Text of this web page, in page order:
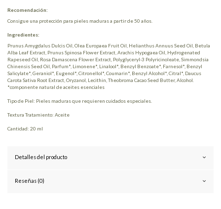
Recomendación:
Consigue una protección para pieles maduras a partir de 50 años.
Ingredientes:
Prunus Amygdalus Dulcis Oil, Olea Europaea Fruit Oil, Helianthus Annuus Seed Oil, Betula
Alba Leaf Extract, Prunus Spinosa Flower Extract, Arachis Hypogaea Oil, Hydrogenated
Rapeseed Oil, Rosa Damascena Flower Extract, Polyglyceryl-3 Polyricinoleate, Simmondsia
Chinensis Seed Oil, Parfum*, Limonene*, Linalool*, Benzyl Benzoate*, Farnesol*, Benzyl
Salicylate*, Geraniol*, Eugenol*, Citronellol*, Coumarin*, Benzyl Alcohol*, Citral*, Daucus
Carota Sativa Root Extract, Oryzanol, Lecithin, Theobroma Cacao Seed Butter, Alcohol.
*componente natural de aceites esenciales
Tipo de Piel: Pieles maduras que requieren cuidados especiales.
Textura Tratamiento: Aceite
Cantidad: 20 ml
Detalles del producto
Reseñas (0)